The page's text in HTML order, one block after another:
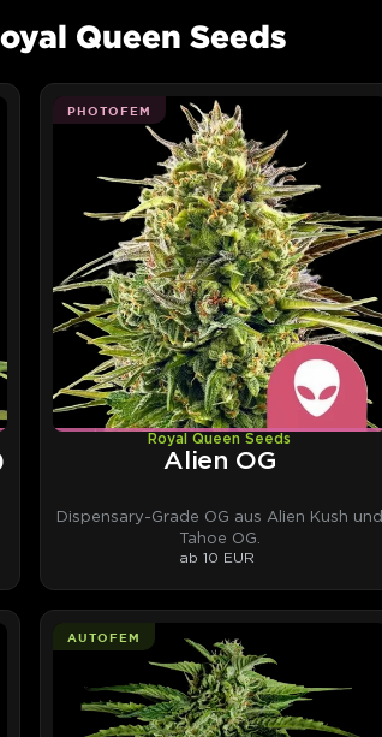
Queen Seeds
PHOTOFEM
Royal Queen Seeds
Alien OG
Dispensary-Grade OG aus Alien Kush und
Tahoe OG.
ab 10 EUR
AUTOFEM